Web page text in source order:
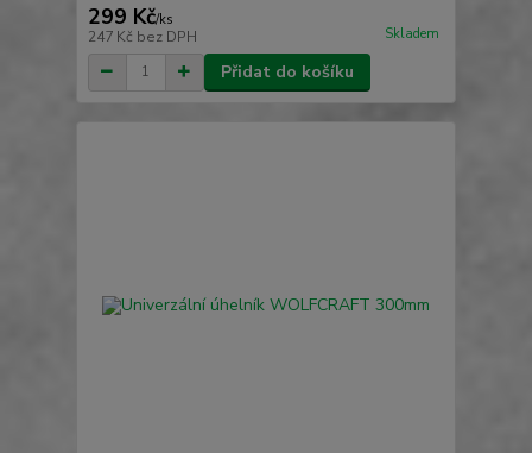
299 Kč/ks
247 Kč bez DPH Skladem
Přidat do košíku